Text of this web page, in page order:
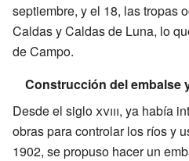
septiembre, y el 18, las tropas
Caldas y Caldas de Luna, lo
de Campo.
Construcción del embalse
Desde el sigloxviii, ya había
obras para controlar los ríos y
1902, se propuso hacer un